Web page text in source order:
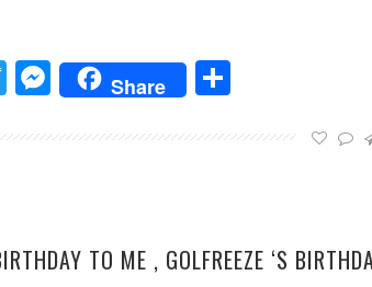
Twitter
Messenger
Share
TO ME , GOLFREEZE ‘S